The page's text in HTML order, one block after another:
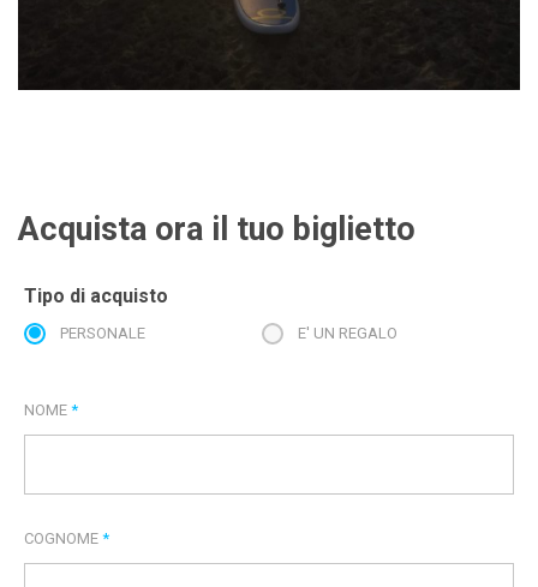
Acquista ora il tuo biglietto
Tipo di acquisto
PERSONALE E' UN REGALO
NOME *
COGNOME *